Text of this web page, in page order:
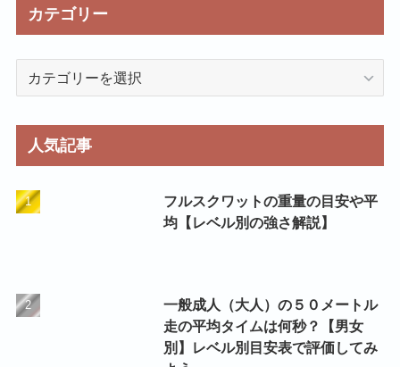
カテゴリー
ー
人気記事
フルスクワットの重量の目安や平
均【レベル別の強さ解説】
一般成人（大人）の５０メートル
走の平均タイムは何秒？【男女
別】レベル別目安表で評価してみ